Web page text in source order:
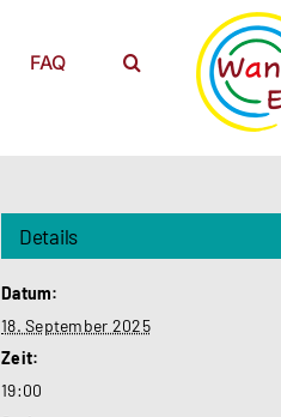
FAQ
Details
Datum:
18. September 2025
Zeit:
19:00